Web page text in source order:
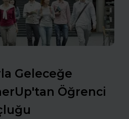
Geleceğe
Öğrenci